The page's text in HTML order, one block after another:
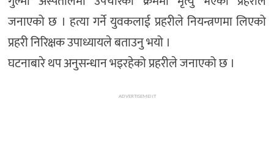
जनाएको छ । हत्या गर्ने युवकलाई प्रहरीले नियन्त्रणमा लिएको
प्रहरी निरिक्षक उपाध्यायले बताउनु भयो ।
घटनाबारे थप अनुसन्धान भइरहेको प्रहरीले जनाएको छ ।
ADVERTISEMENT